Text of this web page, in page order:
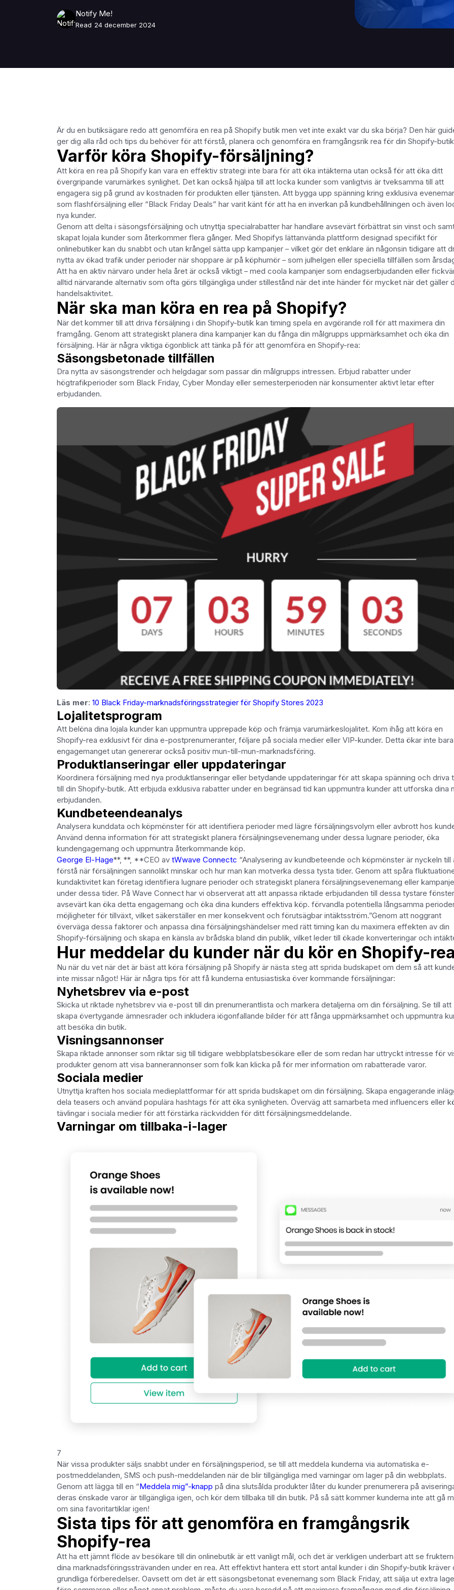
Notify Me!
Read 24 december 2024
Är du en butiksägare redo att genomföra en rea på Shopify butik men vet inte exakt var du ska börja? Den här
ger dig alla råd och tips du behöver för att förstå, planera och genomföra en framgångsrik rea för din Shopify-
Varför köra Shopify-försäljning?
Att köra en rea på Shopify kan vara en effektiv strategi inte bara för att öka intäkterna utan också för att öka ditt
övergripande varumärkes synlighet. Det kan också hjälpa till att locka kunder som vanligtvis är tveksamma till att
engagera sig på grund av kostnaden för produkten eller tjänsten. Att bygga upp spänning kring exklusiva
som flashförsäljning eller “Black Friday Deals” har varit känt för att ha en inverkan på kundbehållningen och även
nya kunder.
Genom att delta i säsongsförsäljning och utnyttja specialrabatter har handlare avsevärt förbättrat sin vinst och
skapat lojala kunder som återkommer flera gånger. Med Shopifys lättanvända plattform designad specifikt för
onlinebutiker kan du snabbt och utan krångel sätta upp kampanjer – vilket gör det enklare än någonsin tidigare att
nytta av ökad trafik under perioder när shoppare är på köphumör – som julhelgen eller speciella tillfällen som
Att ha en aktiv närvaro under hela året är också viktigt – med coola kampanjer som endagserbjudanden eller
alltid närvarande alternativ som ofta görs tillgängliga under stillestånd när det inte händer för mycket när det gäller
handelsaktivitet.
När ska man köra en rea på Shopify?
När det kommer till att driva försäljning i din Shopify-butik kan timing spela en avgörande roll för att maximera din
framgång. Genom att strategiskt planera dina kampanjer kan du fånga din målgrupps uppmärksamhet och öka din
försäljning. Här är några viktiga ögonblick att tänka på för att genomföra en Shopify-rea:
Säsongsbetonade tillfällen
Dra nytta av säsongstrender och helgdagar som passar din målgrupps intressen. Erbjud rabatter under
högtrafikperioder som Black Friday, Cyber ​​​​Monday eller semesterperioden när konsumenter aktivt letar efter
erbjudanden.
Läs mer: 10 Black Friday-marknadsföringsstrategier för Shopify Stores 2023
Lojalitetsprogram
Att belöna dina lojala kunder kan uppmuntra upprepade köp och främja varumärkeslojalitet. Kom ihåg att köra en
Shopify-rea exklusivt för dina e-postprenumeranter, följare på sociala medier eller VIP-kunder. Detta ökar inte bara
engagemanget utan genererar också positiv mun-till-mun-marknadsföring.
Produktlanseringar eller uppdateringar
Koordinera försäljning med nya produktlanseringar eller betydande uppdateringar för att skapa spänning och driva
till din Shopify-butik. Att erbjuda exklusiva rabatter under en begränsad tid kan uppmuntra kunder att utforska dina
erbjudanden.
Kundbeteendeanalys
Analysera kunddata och köpmönster för att identifiera perioder med lägre försäljningsvolym eller avbrott hos
Använd denna information för att strategiskt planera försäljningsevenemang under dessa lugnare perioder, öka
kundengagemang och uppmuntra återkommande köp.
George El-Hage**, **, **CEO av tWwave Connectc “Analysering av kundbeteende och köpmönster är nyckeln till
förstå när försäljningen sannolikt minskar och hur man kan motverka dessa tysta tider. Genom att spåra
kundaktivitet kan företag identifiera lugnare perioder och strategiskt planera försäljningsevenemang eller
under dessa tider. På Wave Connect har vi observerat att att anpassa riktade erbjudanden till dessa tystare fönster
avsevärt kan öka detta engagemang och öka dina kunders effektiva köp. förvandla potentiella långsamma
möjligheter för tillväxt, vilket säkerställer en mer konsekvent och förutsägbar intäktsström.”Genom att noggrant
överväga dessa faktorer och anpassa dina försäljningshändelser med rätt timing kan du maximera effekten av din
Shopify-försäljning och skapa en känsla av brådska bland din publik, vilket leder till ökade konverteringar och
Hur meddelar du kunder när du kör en Shopify-
Nu när du vet när det är bäst att köra försäljning på Shopify är nästa steg att sprida budskapet om dem så att
inte missar något! Här är några tips för att få kunderna entusiastiska över kommande försäljningar:
Nyhetsbrev via e-post
Skicka ut riktade nyhetsbrev via e-post till din prenumerantlista och markera detaljerna om din försäljning. Se till att
skapa övertygande ämnesrader och inkludera iögonfallande bilder för att fånga uppmärksamhet och uppmuntra
att besöka din butik.
Visningsannonser
Skapa riktade annonser som riktar sig till tidigare webbplatsbesökare eller de som redan har uttryckt intresse för
produkter genom att visa bannerannonser som folk kan klicka på för mer information om rabatterade varor.
Sociala medier
Utnyttja kraften hos sociala medieplattformar för att sprida budskapet om din försäljning. Skapa engagerande
dela teasers och använd populära hashtags för att öka synligheten. Överväg att samarbeta med influencers eller
tävlingar i sociala medier för att förstärka räckvidden för ditt försäljningsmeddelande.
Varningar om tillbaka-i-lager
7
När vissa produkter säljs snabbt under en försäljningsperiod, se till att meddela kunderna via automatiska e-
postmeddelanden, SMS och push-meddelanden när de blir tillgängliga med varningar om lager på din webbplats.
Genom att lägga till en “Meddela mig”-knapp på dina slutsålda produkter låter du kunder prenumerera på
deras önskade varor är tillgängliga igen, och kör dem tillbaka till din butik. På så sätt kommer kunderna inte att gå
om sina favoritartiklar igen!
Sista tips för att genomföra en framgångsrik
Shopify-rea
Att ha ett jämnt flöde av besökare till din onlinebutik är ett vanligt mål, och det är verkligen underbart att se
dina marknadsföringssträvanden under en rea. Att effektivt hantera ett stort antal kunder i din Shopify-butik kräver
grundliga förberedelser. Oavsett om det är ett säsongsbetonat evenemang som Black Friday, att sälja ut extra